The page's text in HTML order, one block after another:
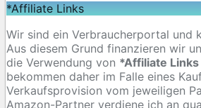
*Affiliate Links
Wir sind ein Verbraucherportal und
Aus diesem Grund finanzieren wir
die Verwendung von *Affiliate
bekommen daher im Falle eines
Verkaufsprovision vom jeweiligen
Amazon-Partner verdiene ich an